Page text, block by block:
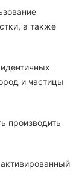
а также
и частицы
производить